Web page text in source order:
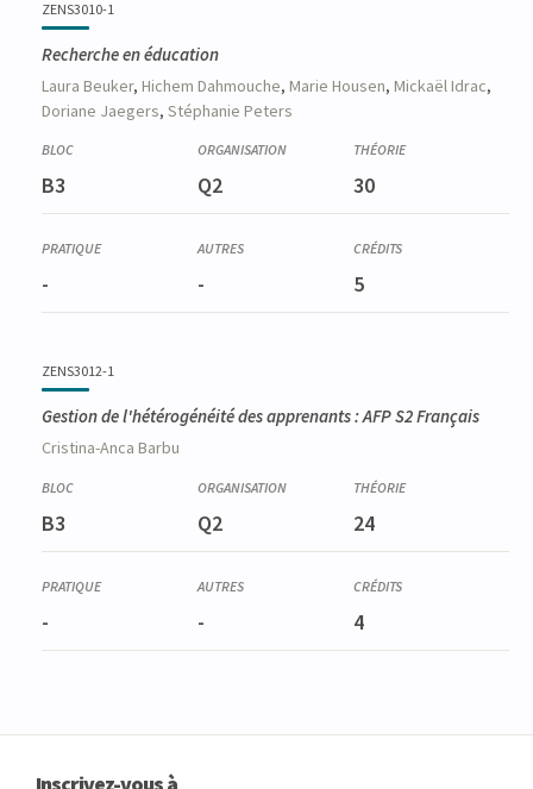
ZENS3010-1
Recherche en éducation
Laura Beuker, Hichem Dahmouche, Marie Housen, MickaëlIdrac,
Doriane Jaegers, Stéphanie Peters
B3 Q2 30
- - 5
ZENS3012-1
Gestion de l'hétérogénéité des apprenants : AFP S2 Français
Cristina-Anca Barbu
B3 Q2 24
- - 4